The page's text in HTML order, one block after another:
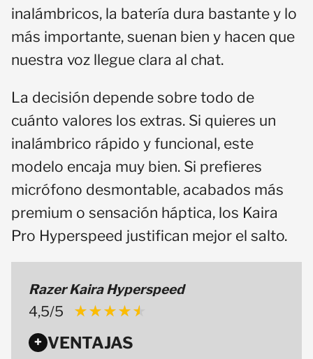
inalámbricos, la batería dura bastante y lo
más importante, suenan bien y hacen que
nuestra voz llegue clara al chat.
La decisión depende sobre todo de
cuánto valores los extras. Si quieres un
inalámbrico rápido y funcional, este
modelo encaja muy bien. Si prefieres
micrófono desmontable, acabados más
premium o sensación háptica, los Kaira
Pro Hyperspeed justifican mejor el salto.
Razer Kaira Hyperspeed
4,5/5 ★★★★★
★★★★★
+ VENTAJAS